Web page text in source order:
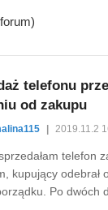
telefonu
od zakupu
2019.11.2
telefon
kupujący odebrał
Po dwóch